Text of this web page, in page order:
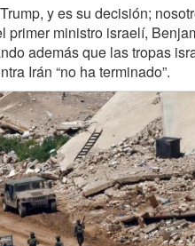
y es su decisión;
primer ministro israelí,
además que las tropas
Irán “no ha terminado”.